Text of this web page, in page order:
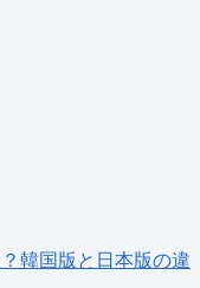
韓国版と日本版の違